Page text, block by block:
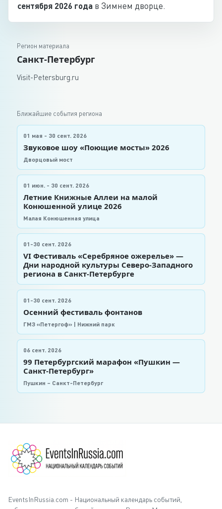
сентября 2026 года в Зимнем дворце.
Регион материала
Санкт-Петербург
Visit-Petersburg.ru
Ближайшие события региона
01 мая - 30 сент. 2026
Звуковое шоу «Поющие мосты» 2026
Дворцовый мост
01 июн. - 30 сент. 2026
Летние Книжные Аллеи на малой
Конюшенной улице 2026
Малая Конюшенная улица
01-30 сент. 2026
VI Фестиваль «Серебряное ожерелье» —
Дни народной культуры Северо-Западного
региона в Санкт-Петербурге
01-30 сент. 2026
Осенний фестиваль фонтанов
ГМЗ «Петергоф» | Нижний парк
06 сент. 2026
99 Петербургский марафон «Пушкин —
Санкт-Петербург»
Пушкин – Санкт-Петербург
EventsInRussia.com - Национальный календарь событий,